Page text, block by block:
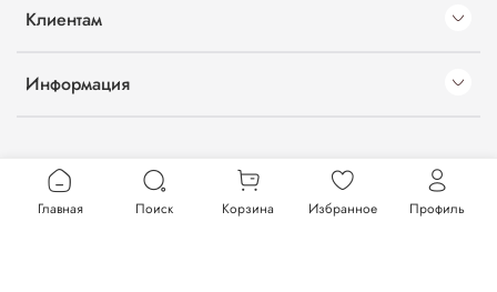
Клиентам
Информация
Главная Поиск Корзина Избранное Профиль